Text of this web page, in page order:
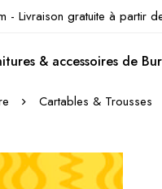
- Livraison gratuite à
& accessoires de
Cartables & Trousses